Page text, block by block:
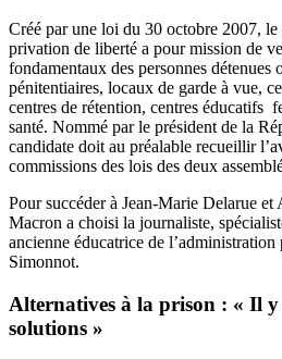
Créé par une loi du 30 octobre 2007,
privation de liberté a pour mission de
fondamentaux des personnes détenues
pénitentiaires, locaux de garde à vue,
centres de rétention, centres éducatifs
santé. Nommé par le président de la
candidate doit au préalable recueillir
commissions des lois des deux
Pour succéder à Jean-Marie Delarue
Macron a choisi la journaliste,
ancienne éducatrice de
Simonnot.
Alternatives à la prison : « Il y
solutions »